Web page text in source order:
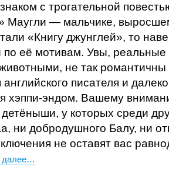
с трогательной
Маугли — мальчике,
«Книгу джунглей», то
её мотивам. Увы, реальные
не так романтичны
писателя и
хэппи-эндом. Вашему
детёныши, у которых среди
ни добродушного Балу, ни
не оставят вас
далее…